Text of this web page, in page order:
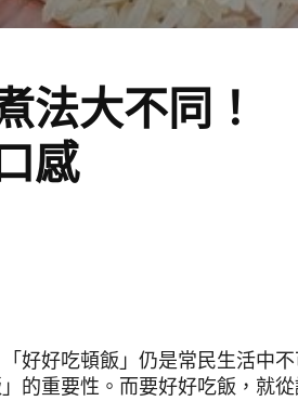
法大不同！
感
好好吃頓飯」仍是常民生活中
的重要性。而要好好吃飯，就